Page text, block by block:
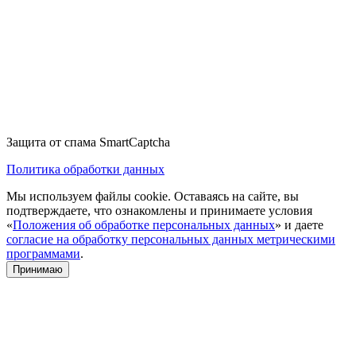
Защита от спама SmartCaptcha
Политика обработки данных
Мы используем файлы cookie. Оставаясь на сайте, вы
подтверждаете, что ознакомлены и принимаете условия
«Положения об обработке персональных данных» и даете
согласие на обработку персональных данных метрическими
программами.
Принимаю